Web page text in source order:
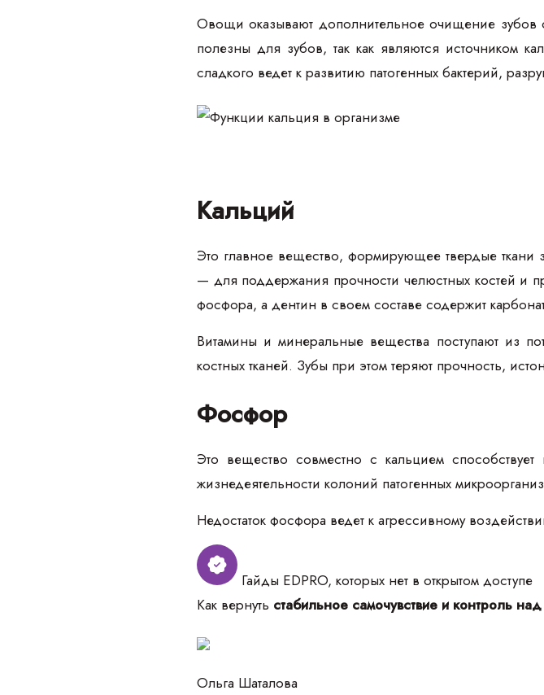
Овощи оказывают дополнительное очищение зубов
полезны для зубов, так как являются источником
сладкого ведет к развитию патогенных бактерий,
Кальций
Это главное вещество, формирующее твердые
— для поддержания прочности челюстных костей и
фосфора, а дентин в своем составе содержит
Витамины и минеральные вещества поступают из
костных тканей. Зубы при этом теряют прочность,
Фосфор
Это вещество совместно с кальцием способствует
жизнедеятельности колоний патогенных
Недостаток фосфора ведет к агрессивному
Гайды EDPRO, которых нет в открытом доступе
Как вернуть стабильное самочувствие и контроль
Ольга Шаталова